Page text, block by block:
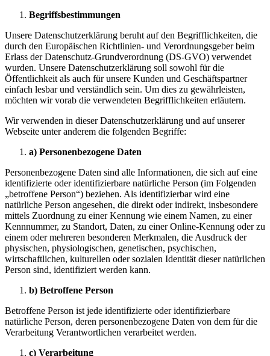
Begriffsbestimmungen
Unsere Datenschutzerklärung beruht auf den Begrifflichkeiten, die
durch den Europäischen Richtlinien- und Verordnungsgeber beim
Erlass der Datenschutz-Grundverordnung (DS-GVO) verwendet
wurden. Unsere Datenschutzerklärung soll sowohl für die
Öffentlichkeit als auch für unsere Kunden und Geschäftspartner
einfach lesbar und verständlich sein. Um dies zu gewährleisten,
möchten wir vorab die verwendeten Begrifflichkeiten erläutern.
Wir verwenden in dieser Datenschutzerklärung und auf unserer
Webseite unter anderem die folgenden Begriffe:
a) Personenbezogene Daten
Personenbezogene Daten sind alle Informationen, die sich auf eine
identifizierte oder identifizierbare natürliche Person (im Folgenden
„betroffene Person“) beziehen. Als identifizierbar wird eine
natürliche Person angesehen, die direkt oder indirekt, insbesondere
mittels Zuordnung zu einer Kennung wie einem Namen, zu einer
Kennnummer, zu Standort, Daten, zu einer Online-Kennung oder zu
einem oder mehreren besonderen Merkmalen, die Ausdruck der
physischen, physiologischen, genetischen, psychischen,
wirtschaftlichen, kulturellen oder sozialen Identität dieser natürlichen
Person sind, identifiziert werden kann.
b) Betroffene Person
Betroffene Person ist jede identifizierte oder identifizierbare
natürliche Person, deren personenbezogene Daten von dem für die
Verarbeitung Verantwortlichen verarbeitet werden.
c) Verarbeitung